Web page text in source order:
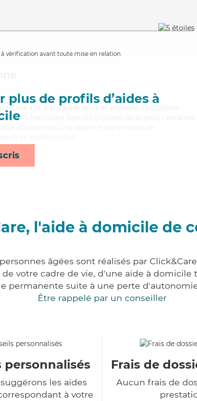
vérification avant toute mise en relation
de profils d’aides à
Lina a 14 ans d'expérience et possède un diplôme
Maitrisant bien les troubles de la peau / escarres
l'aide à domicile de
âgées sont réalisés par
votre cadre de vie, d'une aide à
permanente suite à une perte
Être rappelé par un conseiller
personnalisés
les aides
à votre
Frais de
Aucun frais de